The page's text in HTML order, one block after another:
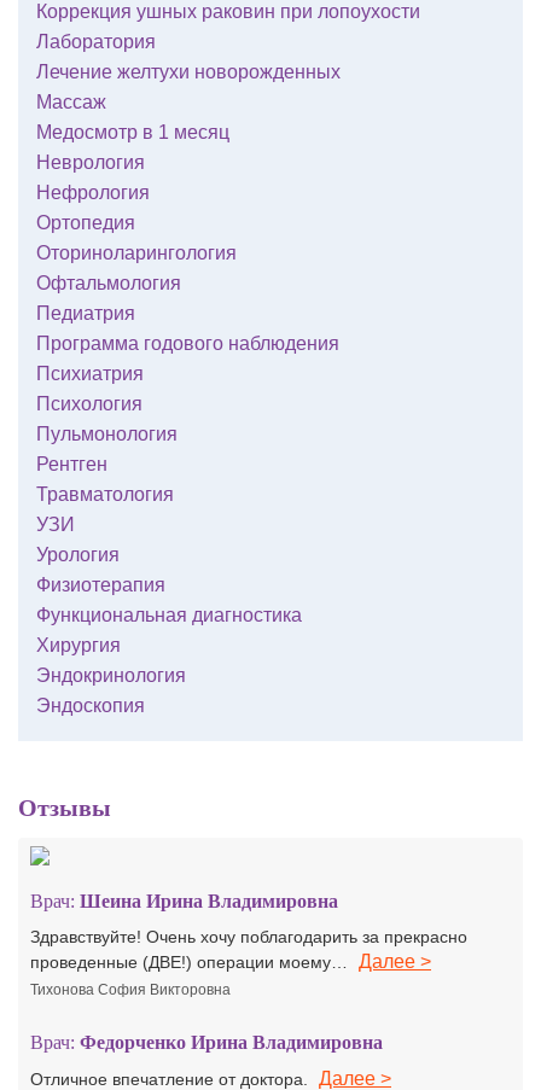
Коррекция ушных раковин при лопоухости
Лаборатория
Лечение желтухи новорожденных
Массаж
Медосмотр в 1 месяц
Неврология
Нефрология
Ортопедия
Оториноларингология
Офтальмология
Педиатрия
Программа годового наблюдения
Психиатрия
Психология
Пульмонология
Рентген
Травматология
УЗИ
Урология
Физиотерапия
Функциональная диагностика
Хирургия
Эндокринология
Эндоскопия
Отзывы
Врач: Шеина Ирина Владимировна
Здравствуйте! Очень хочу поблагодарить за прекрасно
проведенные (ДВЕ!) операции моему…
Далее >
Тихонова София Викторовна
Врач: Федорченко Ирина Владимировна
Отличное впечатление от доктора. Далее >